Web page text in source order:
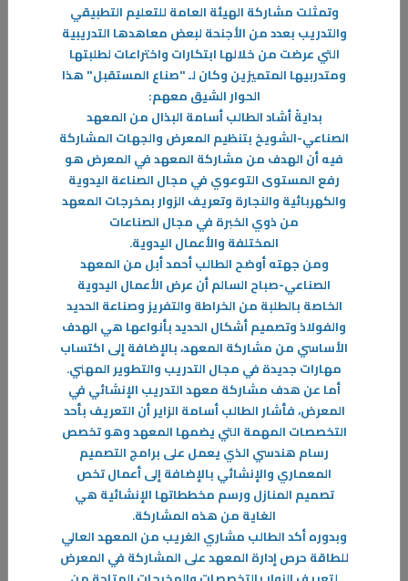
خريجو القسم يتمتعون بمهارات فنيه تتماشى مع احتياجات سوق العمل.
أفاد رئيس قسم الأعمال الميكانيكية في معهد التدريب الإنشائي م.سالم
العجمي بأن الهدف الأساسي من إنشاء هذا القسم هو تلبية احتياجات سوق
وتمثلت مشاركة الهيئة العامة للتعليم التطبيقي
والتدريب بعدد من الأجنحة لبعض معاهدها التدريبية
التي عرضت من خلالها ابتكارات واختراعات لطلبتها
ومتدربيها المتميزين وكان لـ "صناع المستقبل" هذا
الحوار الشيق معهم:
بدايةً أشاد الطالب أسامة البذال من المعهد
الصناعي-الشويخ بتنظيم المعرض والجهات المشاركة
فيه أن الهدف من مشاركة المعهد في المعرض هو
رفع المستوى التوعوي في مجال الصناعة اليدوية
والكهربائية والنجارة وتعريف الزوار بمخرجات المعهد
من ذوي الخبرة في مجال الصناعات
المختلفة والأعمال اليدوية.
ومن جهته أوضح الطالب أحمد أبل من المعهد
الصناعي-صباح السالم أن عرض الأعمال اليدوية
الخاصة بالطلبة من الخراطة والتفريز وصناعة الحديد
والفولاذ وتصميم أشكال الحديد بأنواعها هي الهدف
الأساسي من مشاركة المعهد، بالإضافة إلى اكتساب
مهارات جديدة في مجال التدريب والتطوير المهني.
أما عن هدف مشاركة معهد التدريب الإنشائي في
المعرض، فأشار الطالب أسامة الزاير أن التعريف بأحد
التخصصات المهمة التي يضمها المعهد وهو تخصص
رسام هندسي الذي يعمل على برامج التصميم
المعماري والإنشائي بالإضافة إلى أعمال تخص
تصميم المنازل ورسم مخططاتها الإنشائية هي
الغاية من هذه المشاركة.
وبدوره أكد الطالب مشاري الغريب من المعهد العالي
للطاقة حرص إدارة المعهد على المشاركة في المعرض